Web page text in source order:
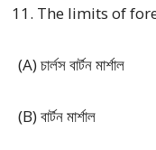
The limits of
(A) চার্লস বার্টন মার্শাল
(B) বার্টন মার্শাল